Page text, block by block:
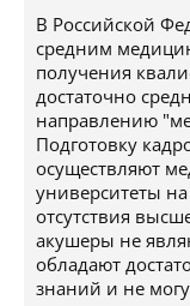
В Российской
средним
получения
достаточно
направлению
Подготовку
осуществляют
университеты
отсутствия
акушеры не
обладают
знаний и не